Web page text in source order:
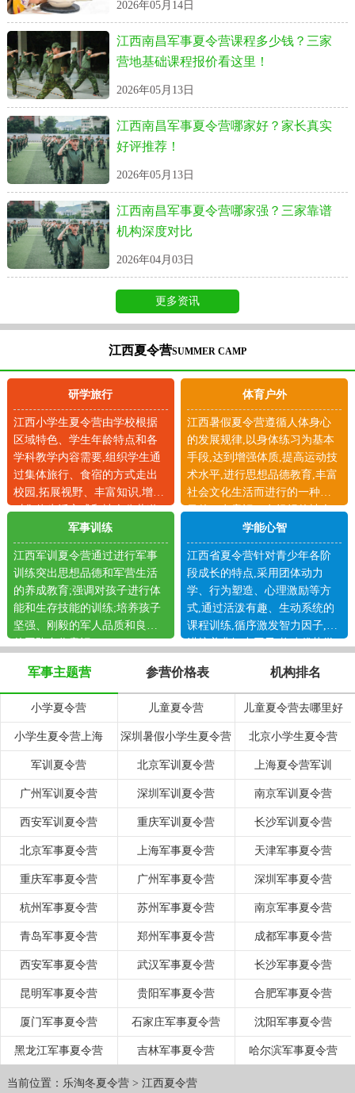
2026年05月14日
江西南昌军事夏令营课程多少钱？三家
营地基础课程报价看这里！
2026年05月13日
江西南昌军事夏令营哪家好？家长真实
好评推荐！
2026年05月13日
江西南昌军事夏令营哪家强？三家靠谱
机构深度对比
2026年04月03日
更多资讯
江西夏令营SUMMER CAMP
研学旅行
江西小学生夏令营由学校根据
区域特色、学生年龄特点和各
学科教学内容需要,组织学生通
过集体旅行、食宿的方式走出
校园,拓展视野、丰富知识,增加
对集体生活方式和社会公共道
德的体验。
体育户外
江西暑假夏令营遵循人体身心
的发展规律,以身体练习为基本
手段,达到增强体质,提高运动技
术水平,进行思想品德教育,丰富
社会文化生活而进行的一种有
目的、有意识、有组织的社会
军事训练
江西军训夏令营通过进行军事
训练突出思想品德和军营生活
的养成教育;强调对孩子进行体
能和生存技能的训练;培养孩子
坚强、刚毅的军人品质和良好
学能心智
江西省夏令营针对青少年各阶
段成长的特点,采用团体动力
学、行为塑造、心理激励等方
式,通过活泼有趣、生动系统的
课程训练,循序激发智力因子,渐
军事主题营 参营价格表 机构排名
小学夏令营 儿童夏令营 儿童夏令营去哪里好
小学生夏令营上海 深圳暑假小学生夏令营 北京小学生夏令营
军训夏令营 北京军训夏令营 上海夏令营军训
广州军训夏令营 深圳军训夏令营 南京军训夏令营
西安军训夏令营 重庆军训夏令营 长沙军训夏令营
北京军事夏令营 上海军事夏令营 天津军事夏令营
重庆军事夏令营 广州军事夏令营 深圳军事夏令营
杭州军事夏令营 苏州军事夏令营 南京军事夏令营
青岛军事夏令营 郑州军事夏令营 成都军事夏令营
西安军事夏令营 武汉军事夏令营 长沙军事夏令营
昆明军事夏令营 贵阳军事夏令营 合肥军事夏令营
厦门军事夏令营 石家庄军事夏令营 沈阳军事夏令营
黑龙江军事夏令营 吉林军事夏令营 哈尔滨军事夏令营
当前位置： 乐淘冬夏令营> 江西夏令营